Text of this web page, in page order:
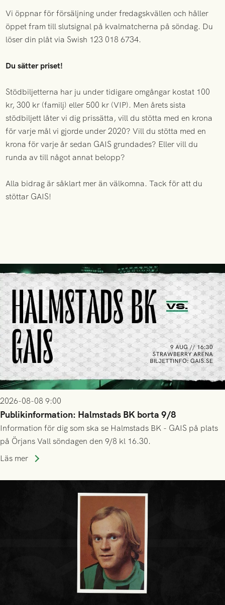
Vi öppnar för försäljning under fredagskvällen och håller
öppet fram till slutsignal på kvalmatcherna på söndag. Du
löser din plåt via Swish 123 018 6734.
Du sätter priset!
Stödbiljetterna har ju under tidigare omgångar kostat 100
kr, 300 kr (familj) eller 500 kr (VIP). Men årets sista
stödbiljett låter vi dig prissätta, vill du stötta med en krona
för varje mål vi gjorde under 2020? Vill du stötta med en
krona för varje år sedan GAIS grundades? Eller vill du
runda av till något annat belopp?
Alla bidrag är såklart mer än välkomna. Tack för att du
stöttar GAIS!
2026-08-08 9:00
Publikinformation: Halmstads BK borta 9/8
Information för dig som ska se Halmstads BK - GAIS på plats
på Örjans Vall söndagen den 9/8 kl 16.30.
Läs mer